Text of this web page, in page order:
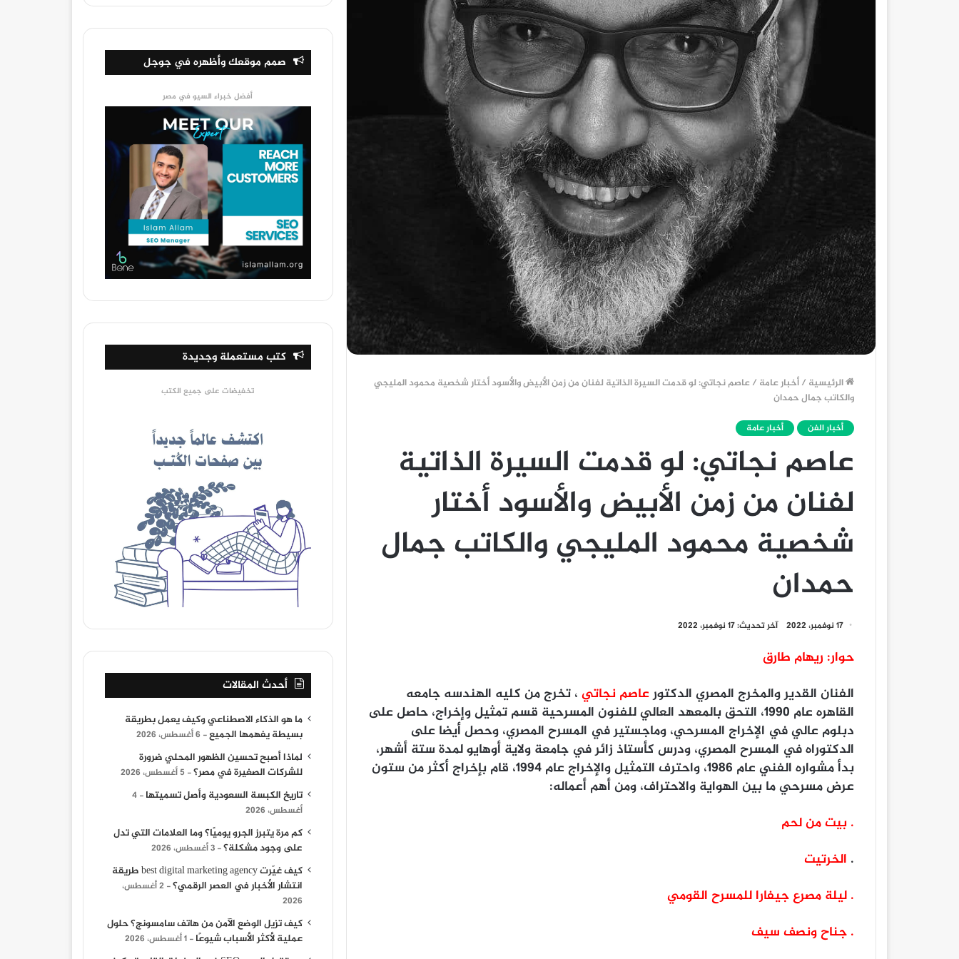
الرئيسية /أخبار عامة /عاصم نجاتي: لو قدمت السيرة الذاتية لفنان من زمن الأبيض والأسود أختار شخصية محمود المليجي
والكاتب جمال حمدان
أخبار الفن أخبار عامة
عاصم نجاتي: لو قدمت السيرة الذاتية
لفنان من زمن الأبيض والأسود أختار
شخصية محمود المليجي والكاتب جمال
حمدان
17 نوفمبر، 2022 آخر تحديث: 17 نوفمبر، 2022
حوار: ريهام طارق
الفنان القدير والمخرج المصري الدكتورعاصم نجاتي، تخرج من كليه الهندسه جامعه
القاهره عام ١٩٩٠، التحق بالمعهد العالي للفنون المسرحية قسم تمثيل وإخراج، حاصل على
دبلوم عالي في الإخراج المسرحي، وماجستير في المسرح المصري، وحصل أيضا على
الدكتوراه في المسرح المصري، ودرس كأستاذ زائر في جامعة ولاية أوهايو لمدة ستة أشهر،
بدأ مشواره الفني عام ١٩٨٦، واحترف التمثيل والإخراج عام ١٩٩٤، قام بإخراج أكثر من ستون
عرض مسرحي ما بين الهواية والاحتراف، ومن أهم أعماله:
. بيت من لحم
. الخرتيت
. ليلة مصرع جيفارا للمسرح القومي
. جناح ونصف سيف
صمم موقعك وأظهره في جوجل
أفضل خبراء السيو في مصر
كتب مستعملة وجديدة
تخفيضات على جميع الكتب
أحدث المقالات
ما هو الذكاء الاصطناعي وكيف يعمل بطريقة
بسيطة يفهمها الجميع
6 أغسطس، 2026
لماذا أصبح تحسين الظهور المحلي ضرورة
للشركات الصغيرة في مصر؟
5 أغسطس، 2026
تاريخ الكبسة السعودية وأصل تسميتها
4
أغسطس، 2026
كم مرة يتبرز الجرو يوميًا؟ وما العلامات التي تدل
على وجود مشكلة؟
3 أغسطس، 2026
كيف غيّرت best digital marketing agency طريقة
انتشار الأخبار في العصر الرقمي؟
2 أغسطس،
2026
كيف تزيل الوضع الآمن من هاتف سامسونج؟ حلول
عملية لأكثر الأسباب شيوعًا
1 أغسطس، 2026